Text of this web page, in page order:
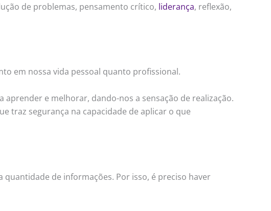
de problemas, pensamento crítico, liderança, reflexão,
em nossa vida pessoal quanto profissional.
e melhorar, dando-nos a sensação de realização.
traz segurança na capacidade de aplicar o que
de informações. Por isso, é preciso haver